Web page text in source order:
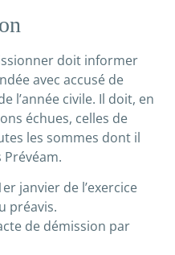
doit informer
avec accusé de
l’année civile. Il doit, en
échues, celles de
les sommes dont il
janvier de l’exercice
préavis.
de démission par